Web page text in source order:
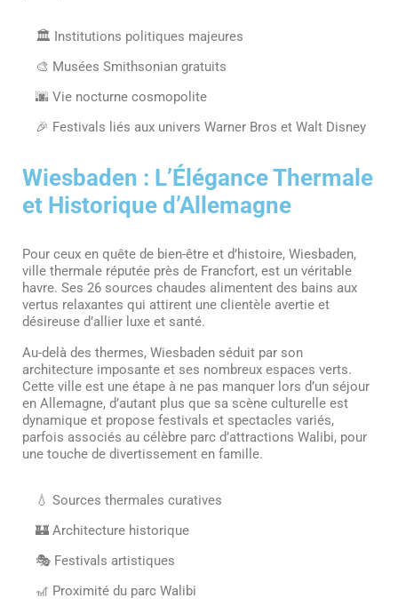
🏛️ Institutions politiques majeures
🎨 Musées Smithsonian gratuits
🌆 Vie nocturne cosmopolite
🎉 Festivals liés aux univers Warner Bros et Walt Disney
Wiesbaden : L’Élégance Thermale
et Historique d’Allemagne
Pour ceux en quête de bien-être et d’histoire, Wiesbaden,
ville thermale réputée près de Francfort, est un véritable
havre. Ses 26 sources chaudes alimentent des bains aux
vertus relaxantes qui attirent une clientèle avertie et
désireuse d’allier luxe et santé.
Au-delà des thermes, Wiesbaden séduit par son
architecture imposante et ses nombreux espaces verts.
Cette ville est une étape à ne pas manquer lors d’un séjour
en Allemagne, d’autant plus que sa scène culturelle est
dynamique et propose festivals et spectacles variés,
parfois associés au célèbre parc d’attractions Walibi, pour
une touche de divertissement en famille.
💧 Sources thermales curatives
🏰 Architecture historique
🎭 Festivals artistiques
🎢 Proximité du parc Walibi